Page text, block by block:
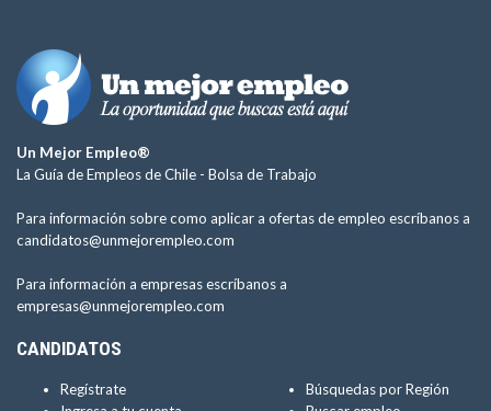
Un Mejor Empleo®
La Guía de Empleos de Chile - Bolsa de Trabajo
Para información sobre como aplicar a ofertas de empleo escríbanos a
candidatos@unmejorempleo.com
Para información a empresas escríbanos a
empresas@unmejorempleo.com
CANDIDATOS
Regístrate
Búsquedas por Región